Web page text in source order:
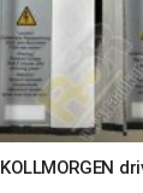
KOLLMORGEN